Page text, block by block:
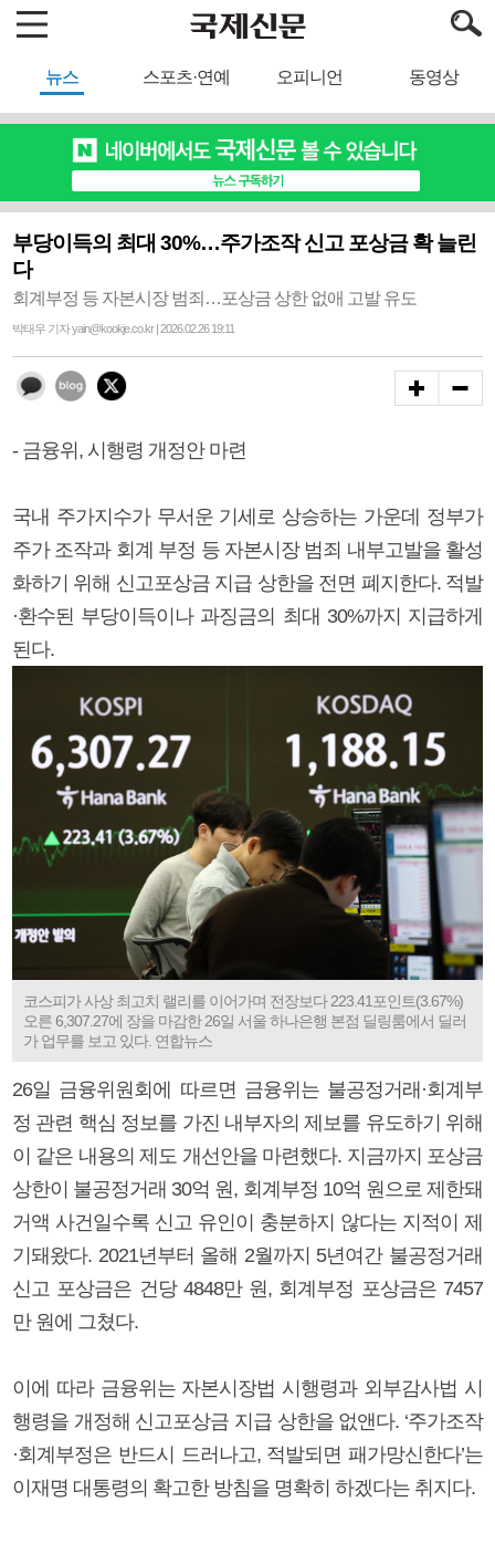
뉴스 스포츠·연예 오피니언 동영상
부당이득의 최대 30%…주가조작 신고 포상금 확 늘린
다
회계부정 등 자본시장 범죄…포상금 상한 없애 고발 유도
박태우 기자 yain@kookje.co.kr | 2026.02.26 19:11
- 금융위, 시행령 개정안 마련
국내 주가지수가 무서운 기세로 상승하는 가운데 정부가
주가 조작과 회계 부정 등 자본시장 범죄 내부고발을 활성
화하기 위해 신고포상금 지급 상한을 전면 폐지한다. 적발
·환수된 부당이득이나 과징금의 최대 30%까지 지급하게
된다.
코스피가 사상 최고치 랠리를 이어가며 전장보다 223.41포인트(3.67%)
오른 6,307.27에 장을 마감한 26일 서울 하나은행 본점 딜링룸에서 딜러
가 업무를 보고 있다. 연합뉴스
26일 금융위원회에 따르면 금융위는 불공정거래·회계부
정 관련 핵심 정보를 가진 내부자의 제보를 유도하기 위해
이 같은 내용의 제도 개선안을 마련했다. 지금까지 포상금
상한이 불공정거래 30억 원, 회계부정 10억 원으로 제한돼
거액 사건일수록 신고 유인이 충분하지 않다는 지적이 제
기돼왔다. 2021년부터 올해 2월까지 5년여간 불공정거래
신고 포상금은 건당 4848만 원, 회계부정 포상금은 7457
만 원에 그쳤다.
이에 따라 금융위는 자본시장법 시행령과 외부감사법 시
행령을 개정해 신고포상금 지급 상한을 없앤다. ‘주가조작
·회계부정은 반드시 드러나고, 적발되면 패가망신한다’는
이재명 대통령의 확고한 방침을 명확히 하겠다는 취지다.